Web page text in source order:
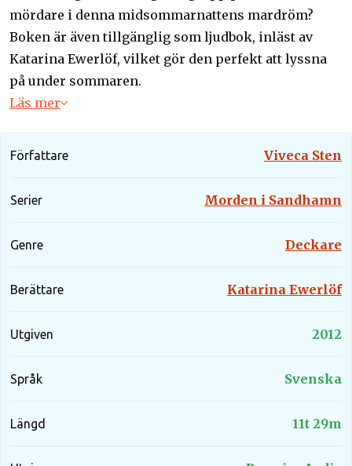
mördare i denna midsommarnattens mardröm?
Boken är även tillgänglig som ljudbok, inläst av
Katarina Ewerlöf, vilket gör den perfekt att lyssna
på under sommaren.
Läs mer
Författare Viveca Sten
Serier Morden i Sandhamn
Genre Deckare
Berättare Katarina Ewerlöf
Utgiven 2012
Språk Svenska
Längd 11t 29m